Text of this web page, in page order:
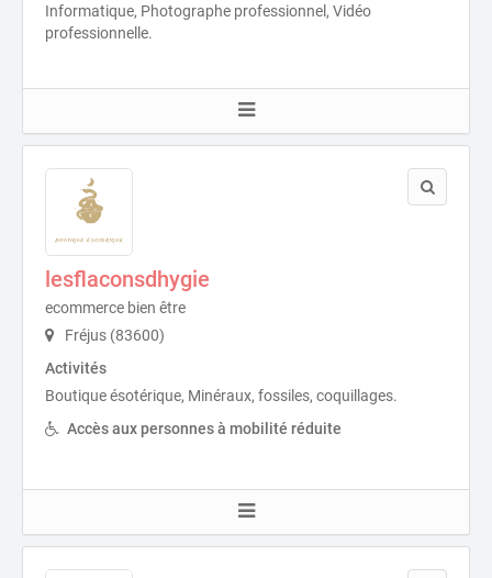
Informatique, Photographe professionnel, Vidéo
professionnelle.
lesflaconsdhygie
ecommerce bien être
Fréjus (83600)
Activités
Boutique ésotérique, Minéraux, fossiles, coquillages.
Accès aux personnes à mobilité réduite